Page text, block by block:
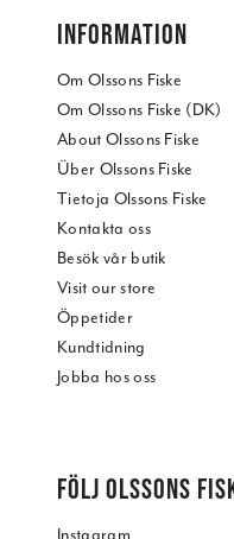
INFORMATION
Om Olssons Fiske
Om Olssons Fiske (DK)
About Olssons Fiske
Über Olssons Fiske
Tietoja Olssons Fiske
Kontakta oss
Besök vår butik
Visit our store
Öppetider
Kundtidning
Jobba hos oss
FÖLJ OLSSONS
Instagram